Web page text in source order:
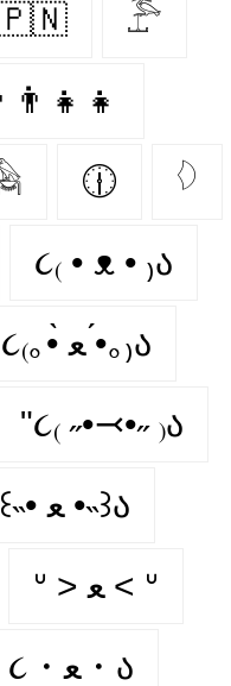
𓅤
🕧 𓆠
૮₍ • ᴥ • ₎ა
૮₍｡•̀ ﻌ •́｡₎ა
"૮₍ ˶•⤙•˶ ₎ა
૮꒰˵• ﻌ •˵꒱ა
ᐡ > ﻌ < ᐡ
૮・ﻌ・ა